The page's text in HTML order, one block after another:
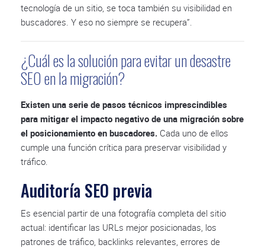
tecnología de un sitio, se toca también su visibilidad en
buscadores. Y eso no siempre se recupera”.
¿Cuál es la solución para evitar un desastre
SEO en la migración?
Existen una serie de pasos técnicos imprescindibles
para mitigar el impacto negativo de una migración sobre
el posicionamiento en buscadores. Cada uno de ellos
cumple una función crítica para preservar visibilidad y
tráfico.
Auditoría SEO previa
Es esencial partir de una fotografía completa del sitio
actual: identificar las URLs mejor posicionadas, los
patrones de tráfico, backlinks relevantes, errores de